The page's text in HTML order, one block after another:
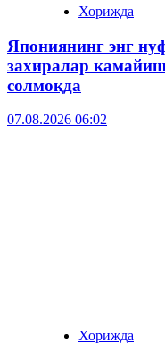
Хорижда
Япониянинг энг
захиралар
солмоқда
07.08.2026 06:02
Хорижда